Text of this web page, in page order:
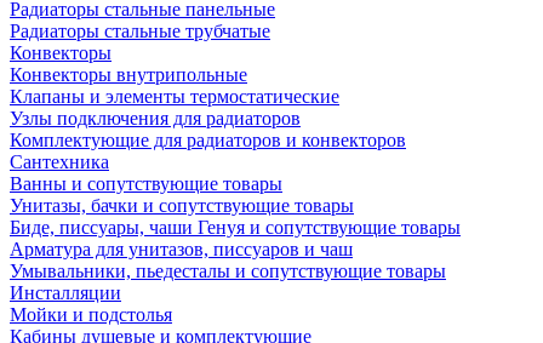
Радиаторы стальные панельные
Радиаторы стальные трубчатые
Конвекторы
Конвекторы внутрипольные
Клапаны и элементы термостатические
Узлы подключения для радиаторов
Комплектующие для радиаторов и конвекторов
Сантехника
Ванны и сопутствующие товары
Унитазы, бачки и сопутствующие товары
Биде, писсуары, чаши Генуя и сопутствующие товары
Арматура для унитазов, писсуаров и чаш
Умывальники, пьедесталы и сопутствующие товары
Инсталляции
Мойки и подстолья
Кабины душевые и комплектующие